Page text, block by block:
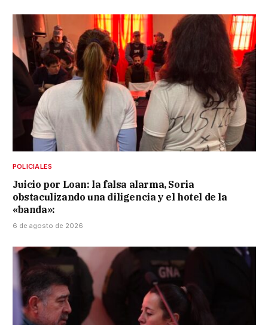
POLICIALES
Juicio por Loan: la falsa alarma, Soria
obstaculizando una diligencia y el hotel de la
«banda»:
6 de agosto de 2026